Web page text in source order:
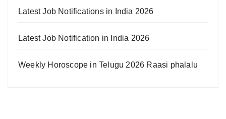
Latest Job Notifications in India 2026
Latest Job Notification in India 2026
Weekly Horoscope in Telugu 2026 Raasi phalalu